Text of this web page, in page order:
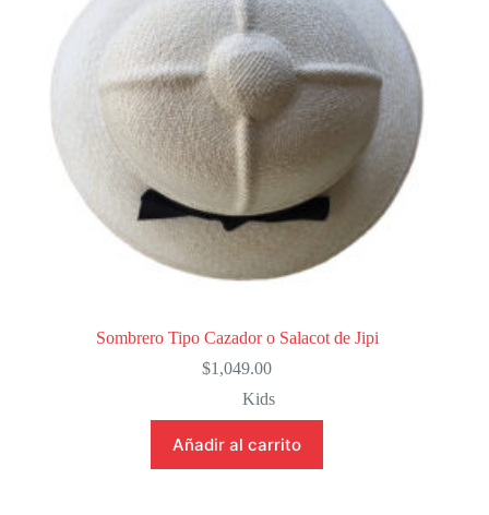
Sombrero Tipo Cazador o Salacot de Jipi
$1,049.00
Kids
Añadir al carrito